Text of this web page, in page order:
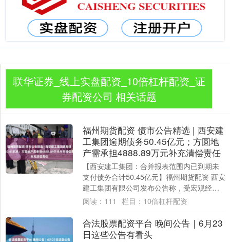
联华证券_线上实盘配资_10倍杠杆配资_证
券配资公司 相关话题
福州期货配资 债市公告精选 | 西安建
工集团逾期债务50.45亿元；方圆地
产需承担4888.89万元补充清偿责任
【西安建工集团：合并报表范围内已到期未
支付债务合计50.45亿元】福州期货配资 西安
建工集团有限公司发布公告称，受宏观经济
环境、行业环境、信用环境等多重因素影
阅读： 111 栏目： 10倍杠杆配资
合法股票配资平台 晚间公告｜6月23
日这些公告有看头